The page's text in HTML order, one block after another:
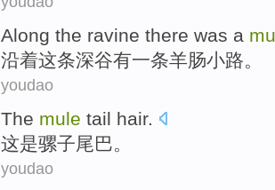
Along the ravine there was a
沿着这条深谷有一条羊肠小路。
youdao
The mule tail hair.
这是骡子尾巴。
youdao